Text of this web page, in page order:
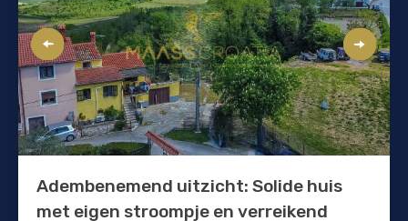
Adembenemend uitzicht: Solide huis
met eigen stroompje en verreikend